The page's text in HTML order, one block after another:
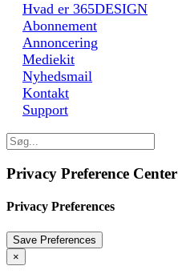
Hvad er 365DESIGN
Abonnement
Annoncering
Mediekit
Nyhedsmail
Kontakt
Support
Privacy Preference Center
Privacy Preferences
×